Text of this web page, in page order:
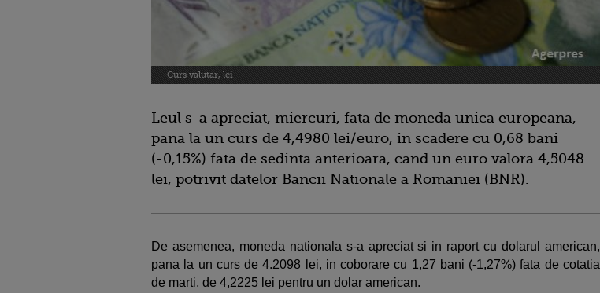
Curs valutar, lei
Leul s-a apreciat, miercuri, fata de moneda unica europeana,
pana la un curs de 4,4980 lei/euro, in scadere cu 0,68 bani
(-0,15%) fata de sedinta anterioara, cand un euro valora 4,5048
lei, potrivit datelor Bancii Nationale a Romaniei (BNR).
De asemenea, moneda nationala s-a apreciat si in raport cu dolarul american,
pana la un curs de 4.2098 lei, in coborare cu 1,27 bani (-1,27%) fata de cotatia
de marti, de 4,2225 lei pentru un dolar american.